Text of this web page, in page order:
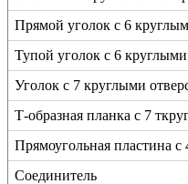
Прямой уголок с 6
Тупой уголок с 6
Уголок с 7 круглыми
Т-образная планка с 7
Прямоугольная пластина
Соединитель